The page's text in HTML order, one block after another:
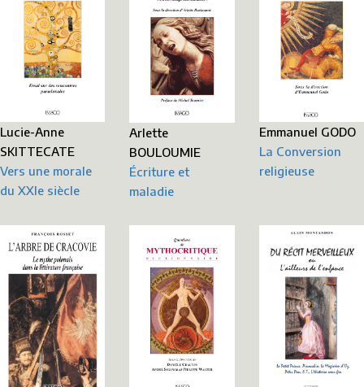
Lucie-Anne
SKITTECATE
Vers une morale
du XXIe siècle
Arlette
BOULOUMIE
Écriture et
maladie
Emmanuel GODO
La Conversion
religieuse